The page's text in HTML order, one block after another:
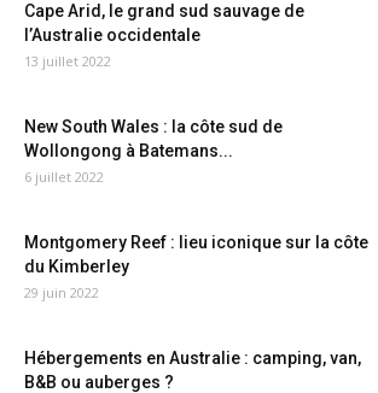
Cape Arid, le grand sud sauvage de
l’Australie occidentale
13 juillet 2022
New South Wales : la côte sud de
Wollongong à Batemans...
6 juillet 2022
Montgomery Reef : lieu iconique sur la côte
du Kimberley
29 juin 2022
Hébergements en Australie : camping, van,
B&B ou auberges ?